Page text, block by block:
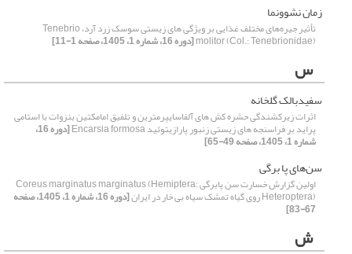
زمان نشوونما
تأثیر جیره‌های مختلف غذایی بر ویژگی های زیستی سوسک زرد آرد، Tenebrio
molitor (Col.: Tenebrionidae)[دوره 16، شماره 1، 1405، صفحه 1-11]
س
سفیدبالک گلخانه
اثرات زیرکشندگی حشره کش های آلفاسایپرمترین و تلفیق امامکتین بنزوات با استامی
پراید بر فراسنجه های زیستی زنبور پارازیتوئید Encarsia formosa [دوره 16،
شماره 1، 1405، صفحه 49-65]
سن‌های پا برگی
اولین گزارش خسارت سن پابرگی Coreus marginatus marginatus (Hemiptera:
Heteroptera) روی گیاه تمشک سیاه بی خار در ایران [دوره 16، شماره 1، 1405، صفحه
67-83]
ش